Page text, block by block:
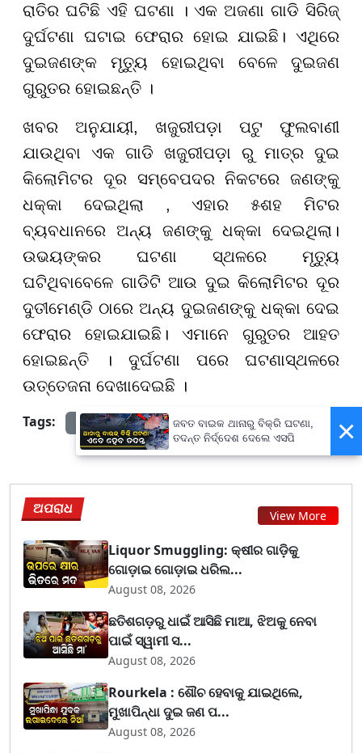
ରାତିର ଘଟିଛି ଏହି ଘଟଣା । ଏକ ଅଜଣା ଗାଡି ସିରିଜ୍
ଦୁର୍ଘଟଣା ଘଟାଇ ଫେରାର ହୋଇ ଯାଇଛି। ଏଥିରେ
ଦୁଇଜଣଙ୍କ ମୃତ୍ୟୁ ହୋଇଥିବା ବେଳେ ଦୁଇଜଣ
ଗୁରୁତର ହୋଇଛନ୍ତି ।
ଖବର ଅନୁଯାୟୀ, ଖଜୁରୀପଡ଼ା ପଟୁ ଫୁଲବାଣୀ
ଯାଉଥିବା ଏକ ଗାଡି ଖଜୁରୀପଡ଼ା ରୁ ମାତ୍ର ଦୁଇ
କିଲୋମିଟର ଦୂର ସମ୍ବେପଦର ନିକଟରେ ଜଣଙ୍କୁ
ଧକ୍କା ଦେଇଥିଲା , ଏହାର ୫ଶହ ମିଟର
ବ୍ୟବଧାନରେ ଅନ୍ୟ ଜଣଙ୍କୁ ଧକ୍କା ଦେଇଥିଲା।
ଉଭୟଙ୍କର ଘଟଣା ସ୍ଥଳରେ ମୃତ୍ୟୁ
ଘଟିଥିବାବେଳେ ଗାଡିଟି ଆଉ ଦୁଇ କିଲୋମିଟର ଦୂର
ଦୁତୀମେଣ୍ଡି ଠାରେ ଅନ୍ୟ ଦୁଇଜଣଙ୍କୁ ଧକ୍କା ଦେଇ
ଫେରାର ହୋଇଯାଇଛି। ଏମାନେ ଗୁରୁତର ଆହତ
ହୋଇଛନ୍ତି । ଦୁର୍ଘଟଣା ପରେ ଘଟଣାସ୍ଥଳରେ
ଉତ୍ତେଜନା ଦେଖାଦେଇଛି ।
Tags:
prameyanews7
ଅପରାଧ View More
Liquor Smuggling: କ୍ଷୀର ଗାଡ଼ିକୁ
ଗୋଡ଼ାଇ ଗୋଡ଼ାଇ ଧରିଲ...
August 08, 2026
ଛତିଶଗଡ଼ରୁ ଧାଇଁ ଆସିଛି ମାଆ, ଝିଅକୁ ନେବା
ପାଇଁ ସ୍ୱାମୀ ସ...
August 08, 2026
Rourkela : ଶୌଚ ହେବାକୁ ଯାଇଥିଲେ,
ମୁଖାପିନ୍ଧା ଦୁଇ ଜଣ ପ...
August 08, 2026
×
ଜବତ ବାଇକ ଥାନାରୁ ବିକ୍ରି ଘଟଣା,
ତଦନ୍ତ ନିର୍ଦ୍ଦେଶ ଦେଲେ ଏସପି